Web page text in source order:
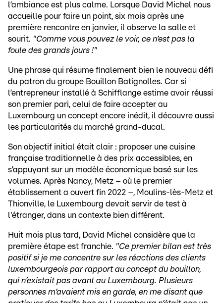
l’ambiance est plus calme. Lorsque David Michel nous
accueille pour faire un point, six mois après une
première rencontre en janvier, il observe la salle et
sourit. "Comme vous pouvez le voir, ce n’est pas la
foule des grands jours !"
Une phrase qui résume finalement bien le nouveau défi
du patron du groupe Bouillon Batignolles. Car si
l’entrepreneur installé à Schifflange estime avoir réussi
son premier pari, celui de faire accepter au
Luxembourg un concept encore inédit, il découvre aussi
les particularités du marché grand-ducal.
Son objectif initial était clair : proposer une cuisine
française traditionnelle à des prix accessibles, en
s’appuyant sur un modèle économique basé sur les
volumes. Après Nancy, Metz – où le premier
établissement a ouvert fin 2022 –, Moulins-lès-Metz et
Thionville, le Luxembourg devait servir de test à
l'étranger, dans un contexte bien différent.
Huit mois plus tard, David Michel considère que la
première étape est franchie. "Ce premier bilan est très
positif si je me concentre sur les réactions des clients
luxembourgeois par rapport au concept du bouillon,
qui n’existait pas avant au Luxembourg. Plusieurs
personnes m’avaient mis en garde, en me disant que